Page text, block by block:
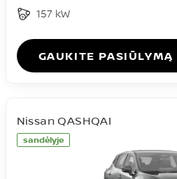
157 kW
GAUKITE PASIŪLYMĄ
sandėlyje
Nissan QASHQAI